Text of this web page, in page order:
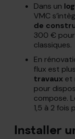
Dans un
VMC
de
300 €
classiques.
En
flux est plus
travaux et
pour
compose.
1,5 à 2 fois
Installer